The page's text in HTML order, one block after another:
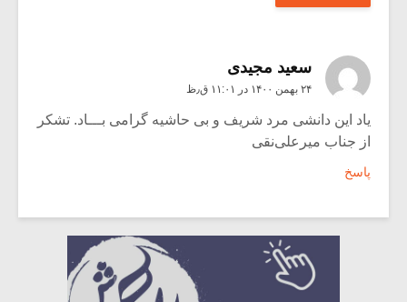
سعید مجیدی
۲۴ بهمن ۱۴۰۰ در ۱۱:۰۱ ق٫ظ
یاد این دانشی مرد شریف و بی حاشیه گرامی بـــاد. تشکر
از جناب میرعلی‌نقی
پاسخ